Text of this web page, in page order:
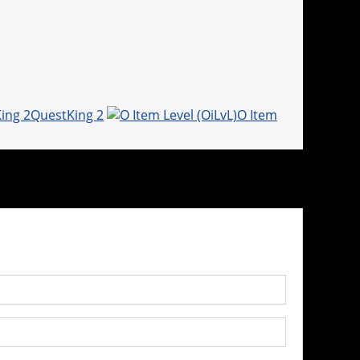
QuestKing 2
O Item